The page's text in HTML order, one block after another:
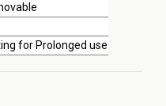
for Prolonged use